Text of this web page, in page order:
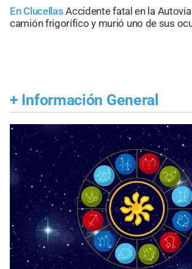
En Clucellas Accidente fatal en la
camión frigorífico y murió uno de sus
+ Información General